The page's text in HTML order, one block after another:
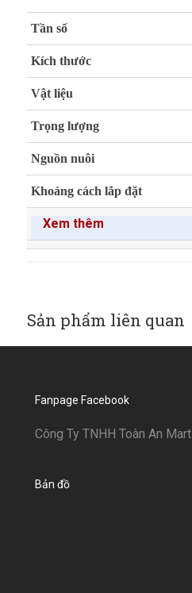
Tần số
Kích thước
Vật liệu
Trọng lượng
Nguồn nuôi
Khoảng cách lắp đặt
Xem thêm
Sản phẩm liên quan
Fanpage Facebook
Công Ty TNHH Toàn An Mart
Bản đồ